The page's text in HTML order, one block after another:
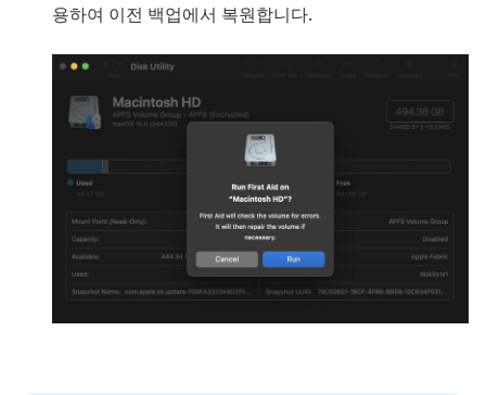
용하여 이전 백업에서 복원합니다.